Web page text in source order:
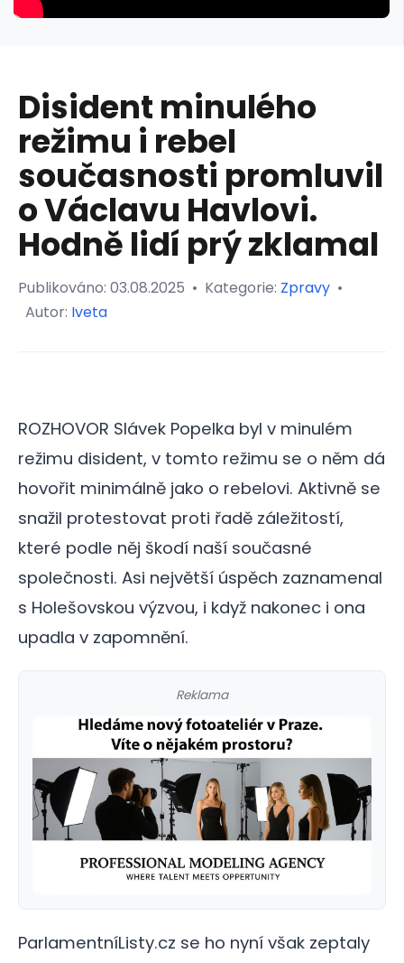
Disident minulého
režimu i rebel
současnosti promluvil
o Václavu Havlovi.
Hodně lidí prý zklamal
Publikováno: 03.08.2025 • Kategorie: Zpravy •
Autor: Iveta
ROZHOVOR Slávek Popelka byl v minulém
režimu disident, v tomto režimu se o něm dá
hovořit minimálně jako o rebelovi. Aktivně se
snažil protestovat proti řadě záležitostí,
které podle něj škodí naší současné
společnosti. Asi největší úspěch zaznamenal
s Holešovskou výzvou, i když nakonec i ona
upadla v zapomnění.
Reklama
ParlamentníListy.cz se ho nyní však zeptaly